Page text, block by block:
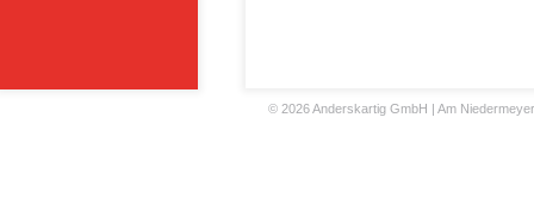
© 2026 Anderskartig GmbH | Am